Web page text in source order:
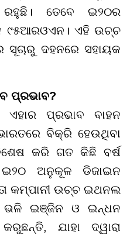
ତେବେ ଇ୨୦ର
୯୫ଆରଓଏନ। ଏହି ଉଚ୍ଚ
ଦହନରେ ସହାୟକ
ପ୍ରଭାବ?
ପ୍ରଭାବ ବାହନ
ବିକ୍ରି ହେଉଥିବା
କରି ଗତ କିଛି ବର୍ଷ
ଇ୨୦ ଅନୁକୂଳ ଡିଜାଇନ
କମ୍ପାନୀ ଉଚ୍ଚ ଇଥନଲ
ଭଳି ଇଞ୍ଜିନ ଓ ଇନ୍ଧନ
ଯାହା ଦ୍ୱାରା